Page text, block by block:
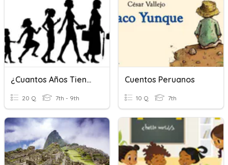
¿Cuantos Años Tienes?
20 Q 7th - 9th
Cuentos Peruanos
10 Q 7th